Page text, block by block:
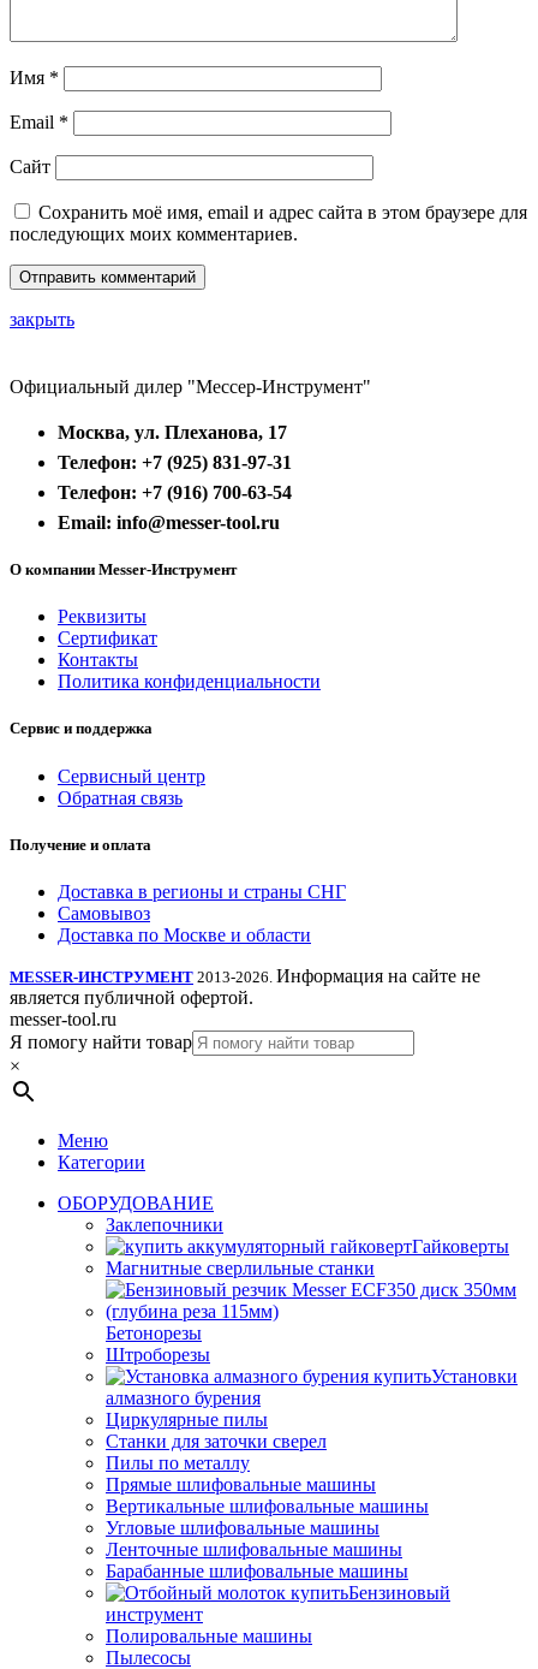
Имя *
Email *
Сайт
Сохранить моё имя, email и адрес сайта в этом браузере для
последующих моих комментариев.
закрыть
Официальный дилер "Мессер-Инструмент"
Москва, ул. Плеханова, 17
Телефон: +7 (925) 831-97-31
Телефон: +7 (916) 700-63-54
Email: info@messer-tool.ru
О компании Messer-Инструмент
Реквизиты
Сертификат
Контакты
Политика конфиденциальности
Сервис и поддержка
Сервисный центр
Обратная связь
Получение и оплата
Доставка в регионы и страны СНГ
Самовывоз
Доставка по Москве и области
MESSER-ИНСТРУМЕНТ 2013-2026. Информация на сайте не
является публичной офертой.
messer-tool.ru
Я помогу найти товар
×
Меню
Категории
ОБОРУДОВАНИЕ
Заклепочники
Гайковерты
Магнитные сверлильные станки
Бетонорезы
Штроборезы
Установки
алмазного бурения
Циркулярные пилы
Станки для заточки сверел
Пилы по металлу
Прямые шлифовальные машины
Вертикальные шлифовальные машины
Угловые шлифовальные машины
Ленточные шлифовальные машины
Барабанные шлифовальные машины
Бензиновый
инструмент
Полировальные машины
Пылесосы